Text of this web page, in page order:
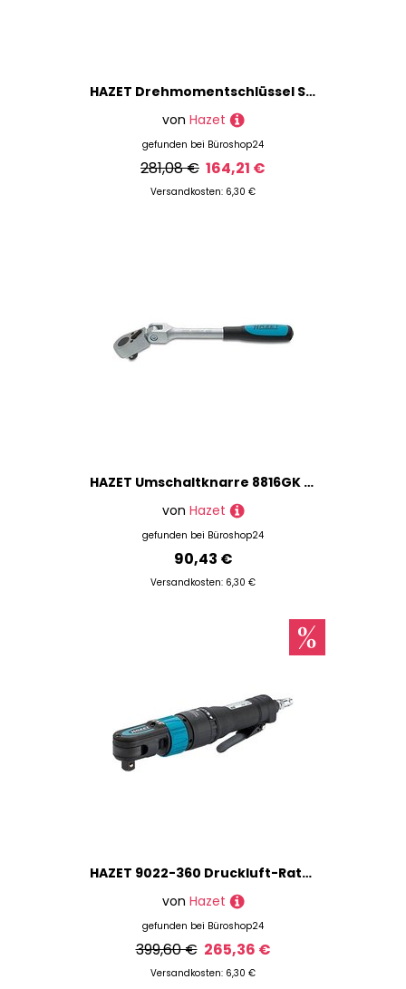
HAZET Drehmomentschlüssel Signal 5122-2CT, 1 St.
von Hazet
gefunden bei Büroshop24
281,08 € 164,21 €
Versandkosten: 6,30 €
HAZET Umschaltknarre 8816GK 3/8 Zoll, 1 St.
von Hazet
gefunden bei Büroshop24
90,43 €
Versandkosten: 6,30 €
HAZET 9022-360 Druckluft-Ratschenschrauber-Set
von Hazet
gefunden bei Büroshop24
399,60 € 265,36 €
Versandkosten: 6,30 €